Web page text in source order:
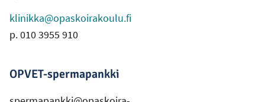
klinikka@opaskoirakoulu.fi
p. 010 3955 910
OPVET-spermapankki